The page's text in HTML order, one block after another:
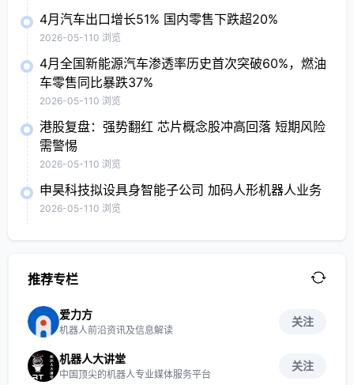
4月汽车出口增长51% 国内零售下跌超20%
2026-05-110 浏览
4月全国新能源汽车渗透率历史首次突破60%，燃油
车零售同比暴跌37%
2026-05-110 浏览
港股复盘：强势翻红 芯片概念股冲高回落 短期风险
需警惕
2026-05-110 浏览
申昊科技拟设具身智能子公司 加码人形机器人业务
2026-05-110 浏览
推荐专栏
爱力方
机器人前沿资讯及信息解读
关注
机器人大讲堂
中国顶尖的机器人专业媒体服务平台
关注